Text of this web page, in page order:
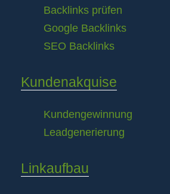
Backlinks prüfen
Google Backlinks
SEO Backlinks
Kundenakquise
Kundengewinnung
Leadgenerierung
Linkaufbau